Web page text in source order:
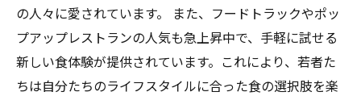
の人々に愛されています。 また、フードトラックやポッ
プアップレストランの人気も急上昇中で、手軽に試せる
新しい食体験が提供されています。これにより、若者た
ちは自分たちのライフスタイルに合った食の選択肢を楽